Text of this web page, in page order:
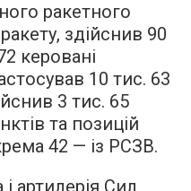
ракетного
здійснив 90
керовані
10 тис. 63
3 тис. 65
та позицій
42 — із РСЗВ.
і артилерія Сил